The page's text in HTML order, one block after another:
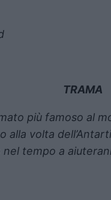
TRAMA
più famoso al
alla volta
nel tempo a